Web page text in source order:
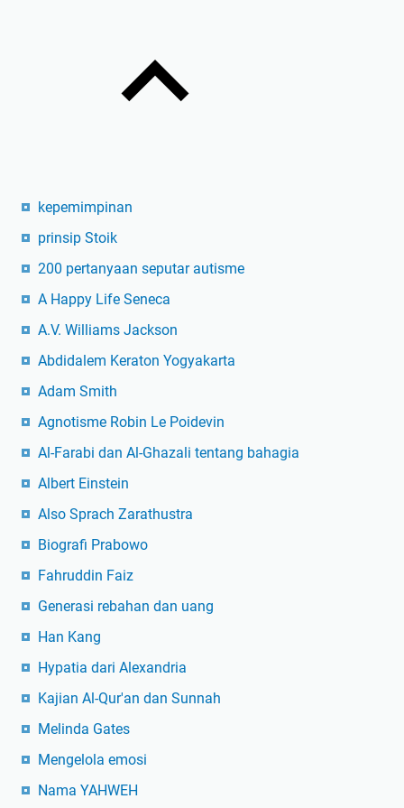
kepemimpinan
prinsip Stoik
200 pertanyaan seputar autisme
A Happy Life Seneca
A.V. Williams Jackson
Abdidalem Keraton Yogyakarta
Adam Smith
Agnotisme Robin Le Poidevin
Al-Farabi dan Al-Ghazali tentang bahagia
Albert Einstein
Also Sprach Zarathustra
Biografi Prabowo
Fahruddin Faiz
Generasi rebahan dan uang
Han Kang
Hypatia dari Alexandria
Kajian Al-Qur'an dan Sunnah
Melinda Gates
Mengelola emosi
Nama YAHWEH